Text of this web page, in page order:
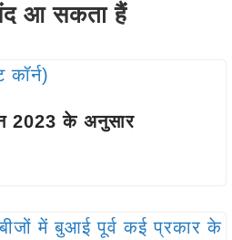
आ सकता हैं
2023 के अनुसार